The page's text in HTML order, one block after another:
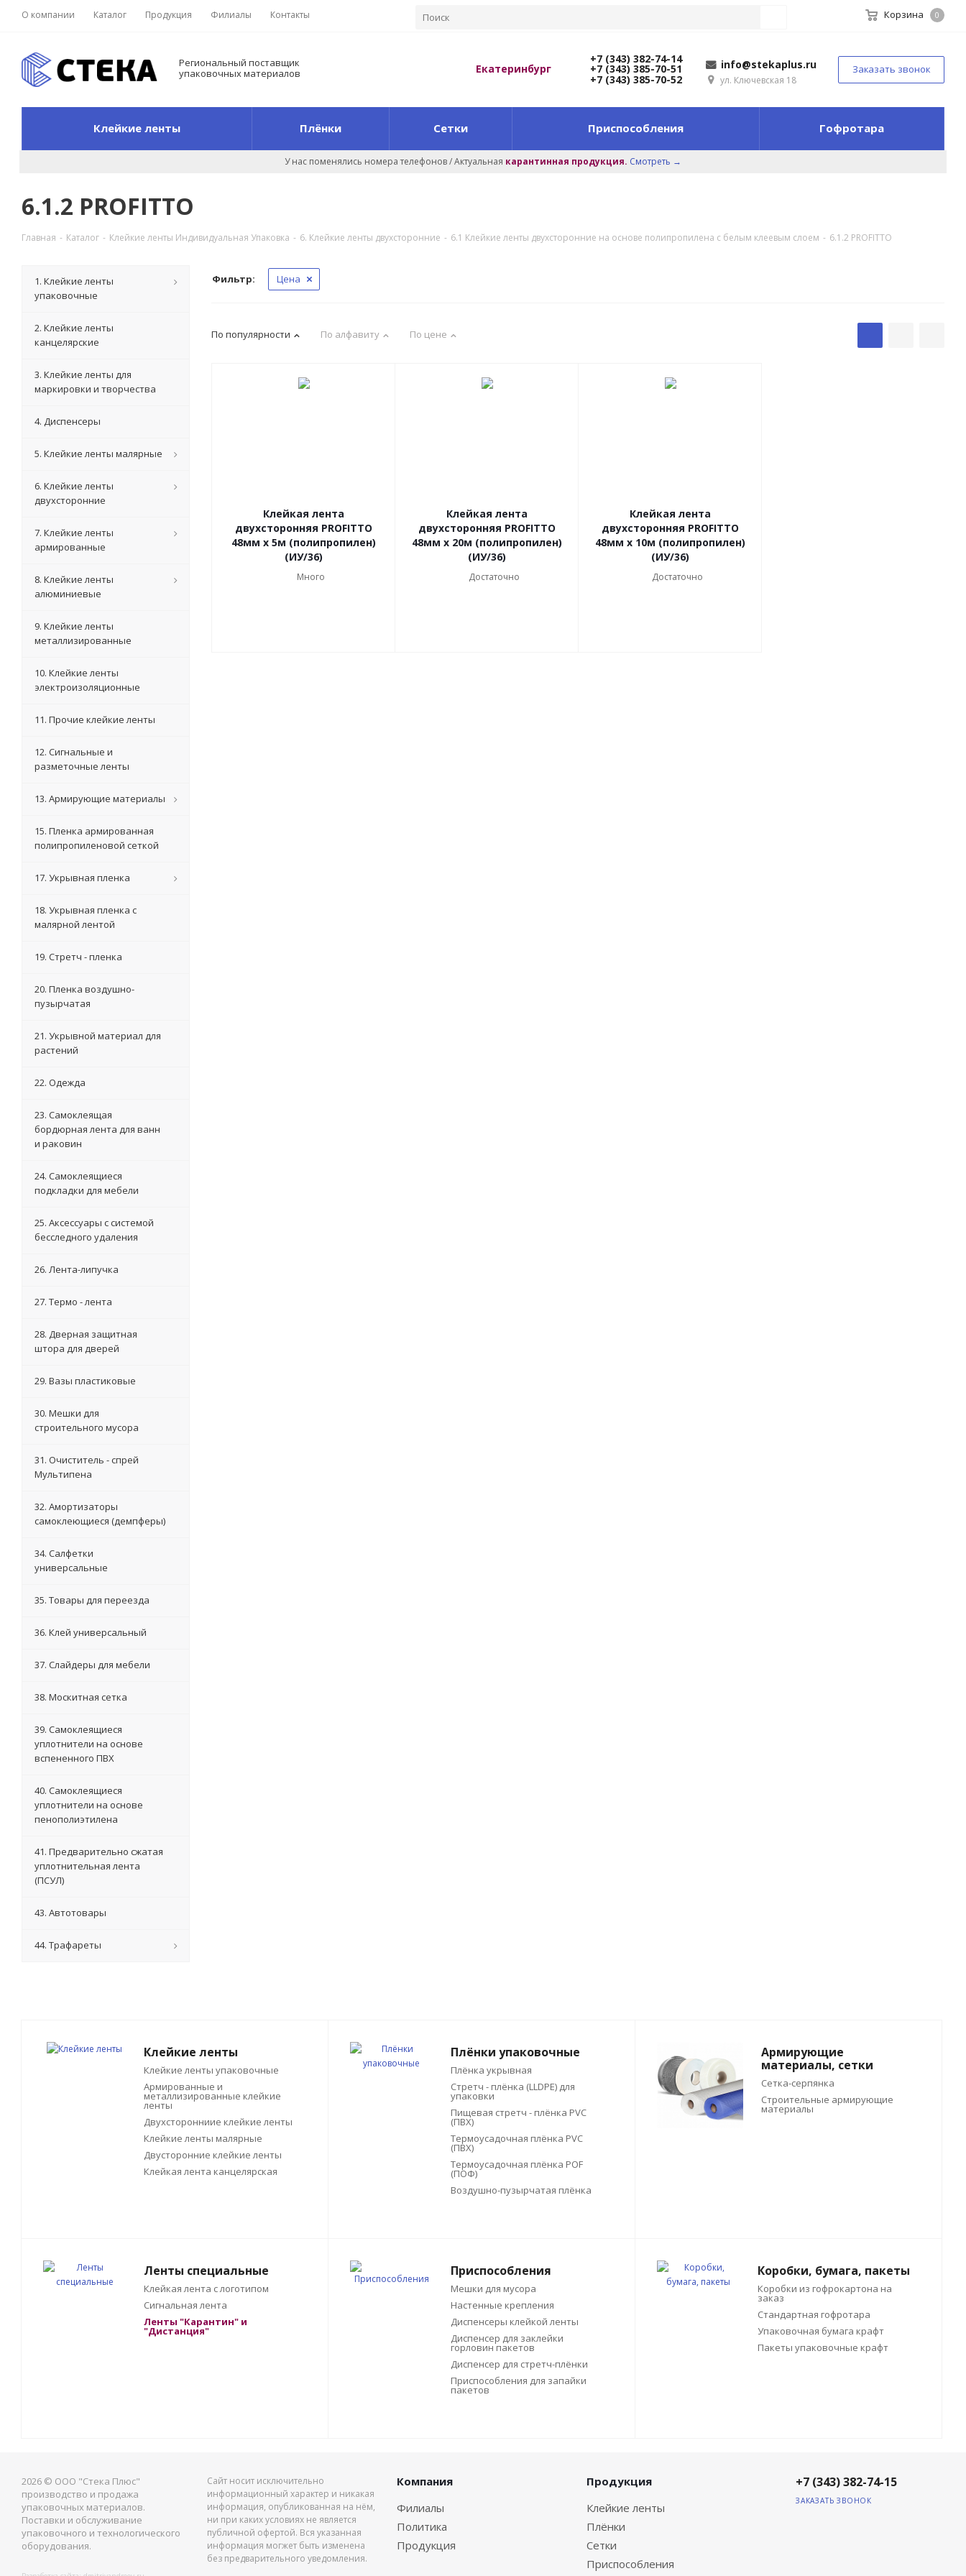
О компании Каталог Продукция Филиалы Контакты Корзина 0
Региональный поставщик
упаковочных материалов
Екатеринбург
+7 (343) 382-74-14
+7 (343) 385-70-51
+7 (343) 385-70-52
info@stekaplus.ru
ул. Ключевская 18
Заказать звонок
Клейкие ленты Плёнки Сетки Приспособления Гофротара
У нас поменялись номера телефонов / Актуальная карантинная продукция. Смотреть →
6.1.2 PROFITTO
Главная - Каталог - Клейкие ленты Индивидуальная Упаковка - 6. Клейкие ленты двухсторонние - 6.1 Клейкие ленты двухсторонние на основе полипропилена с белым клеевым слоем - 6.1.2 PROFITTO
Фильтр: Цена
По популярности По алфавиту По цене
Клейкая лента
двухсторонняя PROFITTO
48мм х 5м (полипропилен)
(ИУ/36)
Много
Клейкая лента
двухсторонняя PROFITTO
48мм х 20м (полипропилен)
(ИУ/36)
Достаточно
Клейкая лента
двухсторонняя PROFITTO
48мм х 10м (полипропилен)
(ИУ/36)
Достаточно
1. Клейкие ленты
упаковочные
2. Клейкие ленты
канцелярские
3. Клейкие ленты для
маркировки и творчества
4. Диспенсеры
5. Клейкие ленты малярные
6. Клейкие ленты
двухсторонние
7. Клейкие ленты
армированные
8. Клейкие ленты
алюминиевые
9. Клейкие ленты
металлизированные
10. Клейкие ленты
электроизоляционные
11. Прочие клейкие ленты
12. Сигнальные и
разметочные ленты
13. Армирующие материалы
15. Пленка армированная
полипропиленовой сеткой
17. Укрывная пленка
18. Укрывная пленка с
малярной лентой
19. Стретч - пленка
20. Пленка воздушно-
пузырчатая
21. Укрывной материал для
растений
22. Одежда
23. Самоклеящая
бордюрная лента для ванн
и раковин
24. Самоклеящиеся
подкладки для мебели
25. Аксессуары с системой
бесследного удаления
26. Лента-липучка
27. Термо - лента
28. Дверная защитная
штора для дверей
29. Вазы пластиковые
30. Мешки для
строительного мусора
31. Очиститель - спрей
Мультипена
32. Амортизаторы
самоклеющиеся (демпферы)
34. Салфетки
универсальные
35. Товары для переезда
36. Клей универсальный
37. Слайдеры для мебели
38. Москитная сетка
39. Самоклеящиеся
уплотнители на основе
вспененного ПВХ
40. Самоклеящиеся
уплотнители на основе
пенополиэтилена
41. Предварительно сжатая
уплотнительная лента
(ПСУЛ)
43. Автотовары
44. Трафареты
Клейкие ленты
Клейкие ленты упаковочные
Армированные и
металлизированные клейкие
ленты
Двухсторонниие клейкие ленты
Клейкие ленты малярные
Двусторонние клейкие ленты
Клейкая лента канцелярская
Плёнки упаковочные
Плёнка укрывная
Стретч - плёнка (LLDPE) для
упаковки
Пищевая стретч - плёнка PVC
(ПВХ)
Термоусадочная плёнка PVC
(ПВХ)
Термоусадочная плёнка POF
(ПОФ)
Воздушно-пузырчатая плёнка
Армирующие
материалы, сетки
Сетка-серпянка
Строительные армирующие
материалы
Ленты специальные
Клейкая лента с логотипом
Сигнальная лента
Ленты "Карантин" и
"Дистанция"
Приспособления
Мешки для мусора
Настенные крепления
Диспенсеры клейкой ленты
Диспенсер для заклейки
горловин пакетов
Диспенсер для стретч-плёнки
Приспособления для запайки
пакетов
Коробки, бумага, пакеты
Коробки из гофрокартона на
заказ
Стандартная гофротара
Упаковочная бумага крафт
Пакеты упаковочные крафт
2026 © ООО "Стека Плюс"
производство и продажа
упаковочных материалов.
Поставки и обслуживание
упаковочного и технологического
оборудования.
Сайт носит исключительно
информационный характер и никакая
информация, опубликованная на нём,
ни при каких условиях не является
публичной офертой. Вся указанная
информация могжет быть изменена
без предварительного уведомления.
Компания
Филиалы
Политика
Продукция
Продукция
Клейкие ленты
Плёнки
Сетки
Приспособления
+7 (343) 382-74-15
ЗАКАЗАТЬ ЗВОНОК